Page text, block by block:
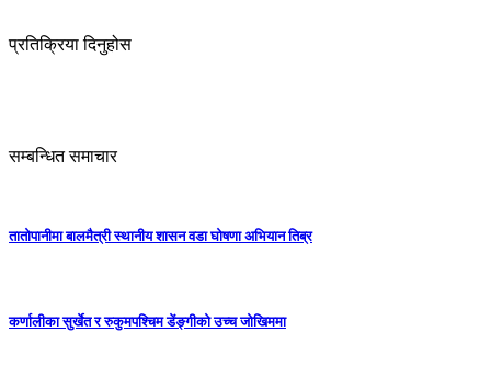
प्रतिक्रिया दिनुहोस
सम्बन्धित समाचार
तातोपानीमा बालमैत्री स्थानीय शासन वडा घोषणा अभियान तिब्र
कर्णालीका सुर्खेत र रुकुमपश्चिम डेंङ्गीको उच्च जोखिममा